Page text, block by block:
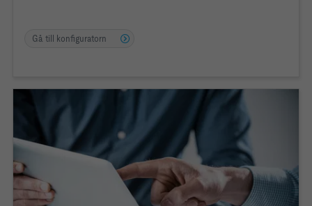
Gå till konfiguratorn